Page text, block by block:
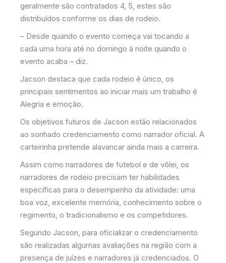
geralmente são contratados 4, 5, estes são
distribuídos conforme os dias de rodeio.
– Desde quando o evento começa vai tocando a
cada uma hora até no domingo à noite quando o
evento acaba – diz.
Jacson destaca que cada rodeio é único, os
principais sentimentos ao iniciar mais um trabalho é
Alegria e emoção.
Os objetivos futuros de Jacson estão relacionados
ao sonhado credenciamento como narrador oficial. A
carteirinha pretende alavancar ainda mais a carreira.
Assim como narradores de futebol e de vôlei, os
narradores de rodeio precisam ter habilidades
específicas para o desempenho da atividade: uma
boa voz, excelente memória, conhecimento sobre o
regimento, o tradicionalismo e os competidores.
Segundo Jacson, para oficializar o credenciamento
são realizadas algumas avaliações na região com a
presença de juízes e narradores já credenciados. O